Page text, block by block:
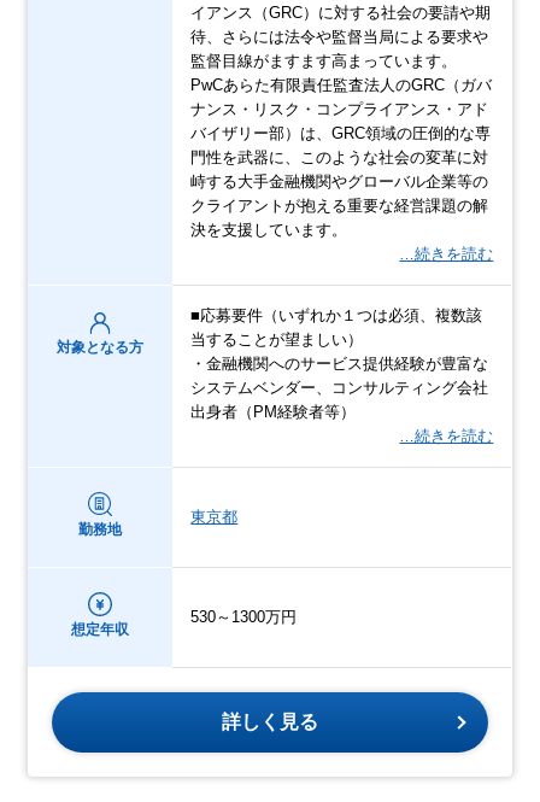
イアンス（GRC）に対する社会の要請や期
待、さらには法令や監督当局による要求や
監督目線がますます高まっています。
PwCあらた有限責任監査法人のGRC（ガバ
ナンス・リスク・コンプライアンス・アド
バイザリー部）は、GRC領域の圧倒的な専
門性を武器に、このような社会の変革に対
峙する大手金融機関やグローバル企業等の
クライアントが抱える重要な経営課題の解
決を支援しています。
…続きを読む
対象となる方
■応募要件（いずれか１つは必須、複数該
当することが望ましい）
・金融機関へのサービス提供経験が豊富な
システムベンダー、コンサルティング会社
出身者（PM経験者等）
…続きを読む
勤務地
東京都
想定年収
530～1300万円
詳しく見る